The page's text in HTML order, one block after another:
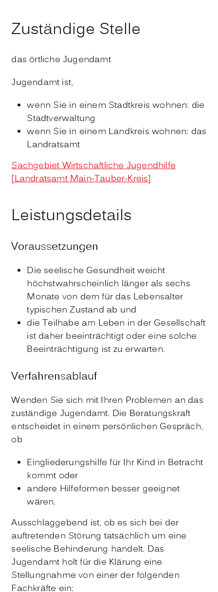
Zuständige Stelle
das örtliche Jugendamt
Jugendamt ist,
wenn Sie in einem Stadtkreis wohnen: die
Stadtverwaltung
wenn Sie in einem Landkreis wohnen: das
Landratsamt
Sachgebiet Wirtschaftliche Jugendhilfe
[Landratsamt Main-Tauber-Kreis]
Leistungsdetails
Voraussetzungen
Die seelische Gesundheit weicht
höchstwahrscheinlich länger als sechs
Monate von dem für das Lebensalter
typischen Zustand ab und
die Teilhabe am Leben in der Gesellschaft
ist daher beeinträchtigt oder eine solche
Beeinträchtigung ist zu erwarten.
Verfahrensablauf
Wenden Sie sich mit Ihren Problemen an das
zuständige Jugendamt. Die Beratungskraft
entscheidet in einem persönlichen Gespräch,
ob
Eingliederungshilfe für Ihr Kind in Betracht
kommt oder
andere Hilfeformen besser geeignet
wären.
Ausschlaggebend ist, ob es sich bei der
auftretenden Störung tatsächlich um eine
seelische Behinderung handelt. Das
Jugendamt holt für die Klärung eine
Stellungnahme von einer der folgenden
Fachkräfte ein: